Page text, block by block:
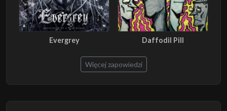
Evergrey Daffodil Pill
Więcej zapowiedzi